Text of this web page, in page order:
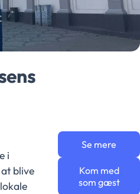
i
blive
Se mere
Kom med
som gæst